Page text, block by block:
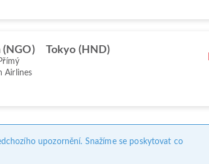
(NGO) Tokyo (HND)
Airlines
upozornění. Snažíme se poskytovat co